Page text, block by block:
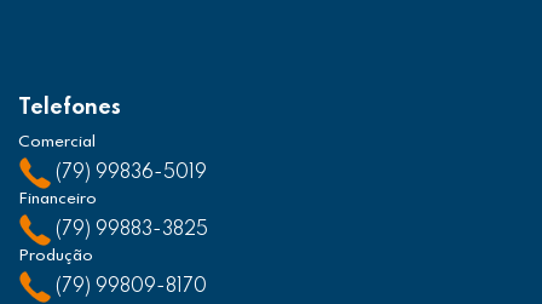
Telefones
Comercial
(79) 99836-5019
Financeiro
(79) 99883-3825
Produção
(79) 99809-8170